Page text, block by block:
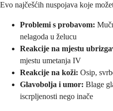
Evo najčešćih nuspojava koje
Problemi s probavom:
nelagoda u želucu
Reakcije na mjestu
mjestu umetanja IV
Reakcije na koži: Osip,
Glavobolja i umor: Blage
iscrpljenosti nego inače